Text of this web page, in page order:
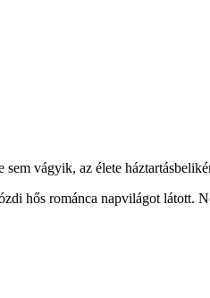
vágyik, az élete
hős románca napvilágot